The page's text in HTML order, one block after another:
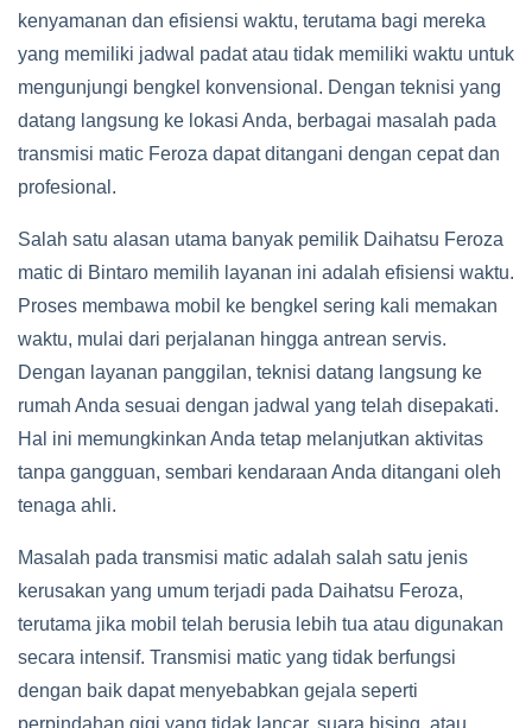
kenyamanan dan efisiensi waktu, terutama bagi mereka
yang memiliki jadwal padat atau tidak memiliki waktu untuk
mengunjungi bengkel konvensional. Dengan teknisi yang
datang langsung ke lokasi Anda, berbagai masalah pada
transmisi matic Feroza dapat ditangani dengan cepat dan
profesional.
Salah satu alasan utama banyak pemilik Daihatsu Feroza
matic di Bintaro memilih layanan ini adalah efisiensi waktu.
Proses membawa mobil ke bengkel sering kali memakan
waktu, mulai dari perjalanan hingga antrean servis.
Dengan layanan panggilan, teknisi datang langsung ke
rumah Anda sesuai dengan jadwal yang telah disepakati.
Hal ini memungkinkan Anda tetap melanjutkan aktivitas
tanpa gangguan, sembari kendaraan Anda ditangani oleh
tenaga ahli.
Masalah pada transmisi matic adalah salah satu jenis
kerusakan yang umum terjadi pada Daihatsu Feroza,
terutama jika mobil telah berusia lebih tua atau digunakan
secara intensif. Transmisi matic yang tidak berfungsi
dengan baik dapat menyebabkan gejala seperti
perpindahan gigi yang tidak lancar, suara bising, atau